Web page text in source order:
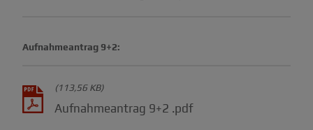
Aufnahmeantrag 9+2:
(113,56 KB)
Aufnahmeantrag 9+2 .pdf